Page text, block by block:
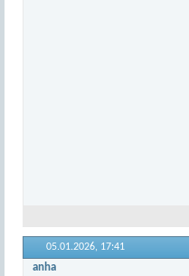
05.01.2026, 17:41
anha